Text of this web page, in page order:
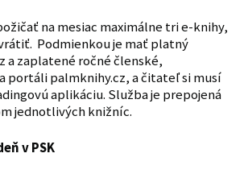
na mesiac maximálne tri e-knihy,
Podmienkou je mať platný
a zaplatené ročné členské,
portáli palmknihy.cz, a čitateľ si musí
aplikáciu. Služba je prepojená
jednotlivých knižníc.
v PSK